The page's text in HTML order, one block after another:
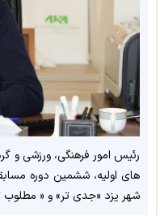
رئیس امور فرهنگی، ورزشی
های اولیه، ششمین دوره
شهر یزد «جدی تر» و « مطلوب